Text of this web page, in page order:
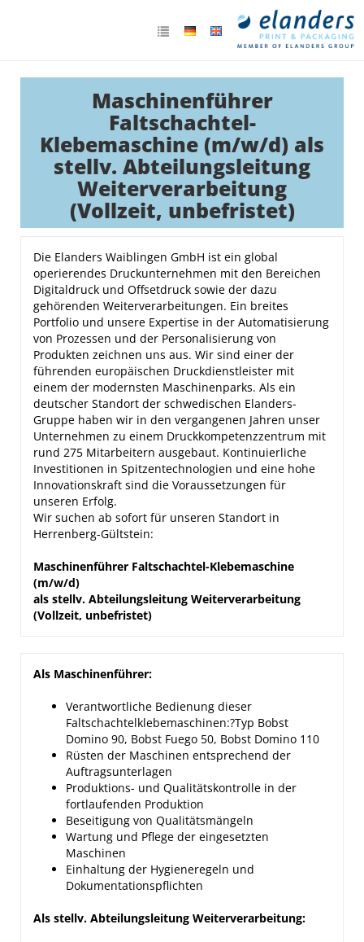
Maschinenführer
Faltschachtel-
Klebemaschine (m/w/d) als
stellv. Abteilungsleitung
Weiterverarbeitung
(Vollzeit, unbefristet)
Die Elanders Waiblingen GmbH ist ein global
operierendes Druckunternehmen mit den Bereichen
Digitaldruck und Offsetdruck sowie der dazu
gehörenden Weiterverarbeitungen. Ein breites
Portfolio und unsere Expertise in der Automatisierung
von Prozessen und der Personalisierung von
Produkten zeichnen uns aus. Wir sind einer der
führenden europäischen Druckdienstleister mit
einem der modernsten Maschinenparks. Als ein
deutscher Standort der schwedischen Elanders-
Gruppe haben wir in den vergangenen Jahren unser
Unternehmen zu einem Druckkompetenzzentrum mit
rund 275 Mitarbeitern ausgebaut. Kontinuierliche
Investitionen in Spitzentechnologien und eine hohe
Innovationskraft sind die Voraussetzungen für
unseren Erfolg.
Wir suchen ab sofort für unseren Standort in
Herrenberg-Gültstein:
Maschinenführer Faltschachtel-Klebemaschine
(m/w/d)
als stellv. Abteilungsleitung Weiterverarbeitung
(Vollzeit, unbefristet)
Als Maschinenführer:
Verantwortliche Bedienung dieser
Faltschachtelklebemaschinen:?Typ Bobst
Domino 90, Bobst Fuego 50, Bobst Domino 110
Rüsten der Maschinen entsprechend der
Auftragsunterlagen
Produktions- und Qualitätskontrolle in der
fortlaufenden Produktion
Beseitigung von Qualitätsmängeln
Wartung und Pflege der eingesetzten
Maschinen
Einhaltung der Hygieneregeln und
Dokumentationspflichten
Als stellv. Abteilungsleitung Weiterverarbeitung: